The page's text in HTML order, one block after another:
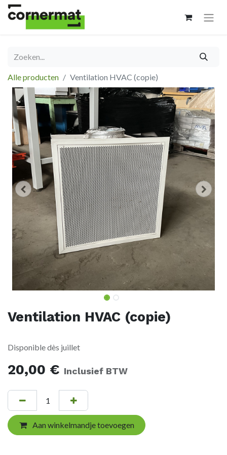
Alle producten Ventilation HVAC (copie)
Ventilation HVAC (copie)
Disponible dès juillet
20,00 € Inclusief BTW
Aan winkelmandje toevoegen